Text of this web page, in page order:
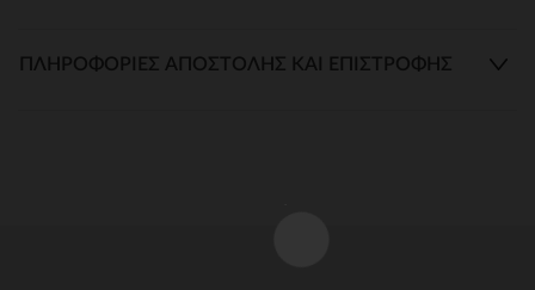
ΠΛΗΡΟΦΟΡΊΕΣ ΑΠΟΣΤΟΛΉΣ ΚΑΙ ΕΠΙΣΤΡΟΦΉΣ